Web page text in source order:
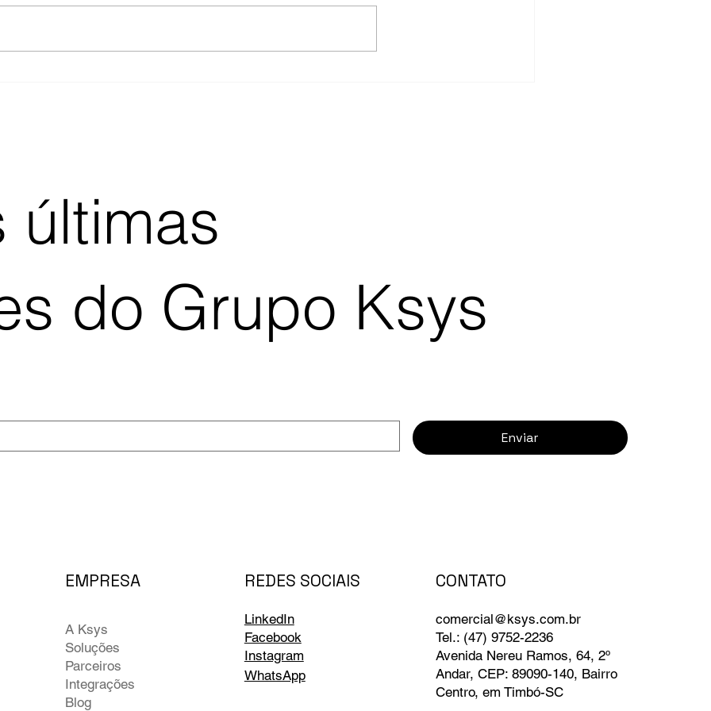
(custo: R$ 8k/mês). Aqui está o
gente, e com mais margem.
últimas
do Grupo Ksys
Enviar
A Ksys
Soluções
Parceiros
Integrações
Blog
EMPRESA REDES SOCIAIS
LinkedIn
Facebook
Instagram
WhatsApp
CONTATO
comercial@ksys.com.br
Tel.: (47) 9752-2236
Avenida Nereu Ramos, 64, 2º
Andar, CEP: 89090-140, Bairro
Centro, em Timbó-SC